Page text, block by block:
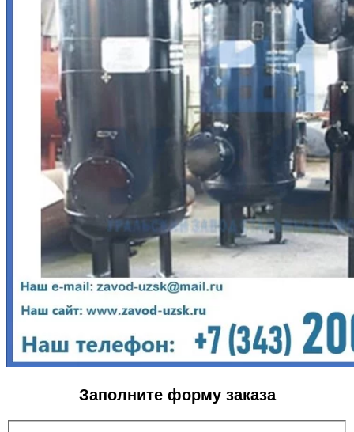
Заполните форму заказа